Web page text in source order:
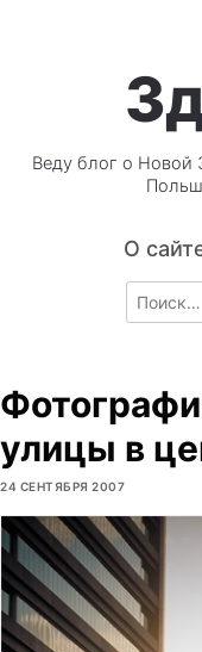
Веду блог о Новой
О
Search
for:
улицы в
24 СЕНТЯБРЯ 2007